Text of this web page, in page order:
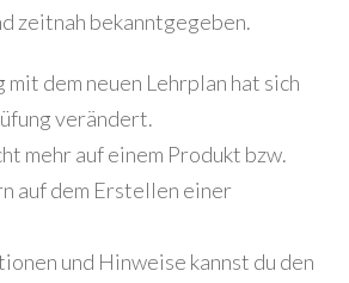
zeitnah bekanntgegeben.
mit dem neuen Lehrplan hat sich
verändert.
mehr auf einem Produkt bzw.
auf dem Erstellen einer
und Hinweise kannst du den